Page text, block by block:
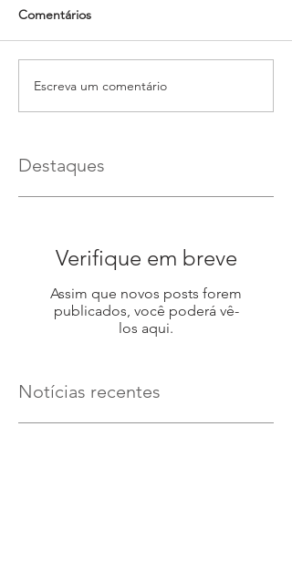
Comentários
Escreva um comentário
Destaques
Verifique em breve
Assim que novos posts forem
publicados, você poderá vê-
los aqui.
Notícias recentes